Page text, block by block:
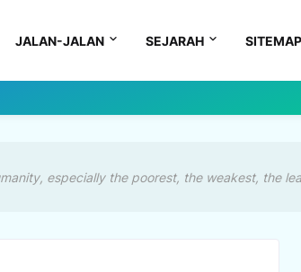
JALAN-JALAN SEJARAH SITEMAP
especially the poorest, the weakest, the